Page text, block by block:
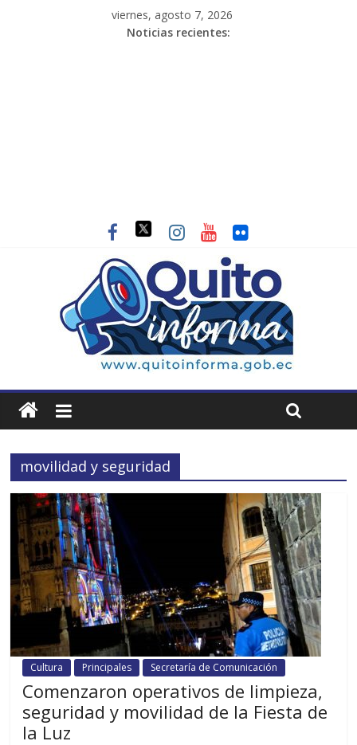
viernes, agosto 7, 2026
Noticias recientes:
movilidad y seguridad
Cultura Principales Secretaría de Comunicación
Comenzaron operativos de limpieza,
seguridad y movilidad de la Fiesta de
la Luz